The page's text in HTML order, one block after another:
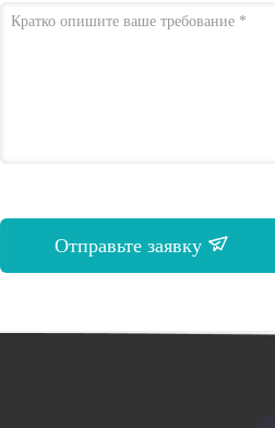
Отправьте заявку